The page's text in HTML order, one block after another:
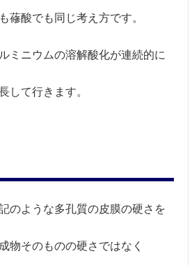
蓚酸でも同じ考え方です。
ミニウムの溶解酸化が連続的に
して行きます。
のような多孔質の皮膜の硬さを
物そのものの硬さではなく